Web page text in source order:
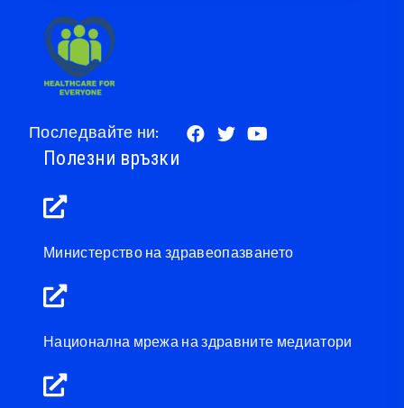
Последвайте ни:
Полезни връзки
Министерство на здравеопазването
Национална мрежа на здравните медиатори